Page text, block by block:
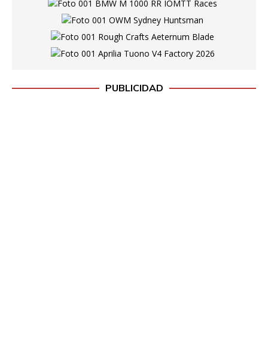
PUBLICIDAD